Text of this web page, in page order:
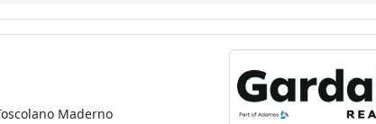
che consigliarvi di vendere o acquistare casa con Paolo e il
Maderno